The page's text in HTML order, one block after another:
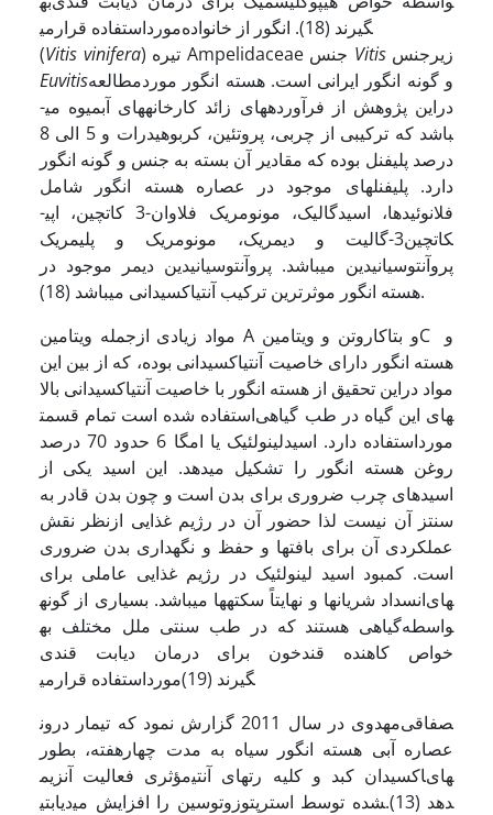
مورداستفاده قرارمی‎گیرند (18). انگور از خانواده
(Vitis vinifera Vitis زیرجنس
Euvitisو گونه انگور ایرانی است. هسته انگور موردمطالعه
دراین پژوهش از فرآورده­های زائد کارخانه­های آبمیوه می­
باشد که ترکیبی از چربی، پروتئین، کربوهیدرات و 5 الی 8
درصد پلی­فنل بوده که مقادیر آن بسته به جنس و گونه انگور
دارد. پلی­فنل­های موجود در عصاره هسته انگور شامل
فلانوئیدها، اسیدگالیک، مونومریک فلاوان-3 کاتچین، اپی­
کاتچین3-گالیت و دیمریک، مونومریک و پلیمریک
پروآنتوسیانیدین می­باشد. پروآنتوسیانیدین دیمر موجود در
هسته انگور موثرترین ترکیب آنتی­اکسیدانی می­باشد (18).
مواد زیادی ازجمله ویتامین A و بتاکاروتن و ویتامینC و
هسته انگور دارای خاصیت آنتی­اکسیدانی بوده، که از بین این
مواد دراین تحقیق از هسته انگور با خاصیت آنتی­اکسیدانی بالا
استفاده شده است تمام قسمت‎های این گیاه در طب گیاهی
مورداستفاده دارد. اسیدلینولئیک یا امگا 6 حدود 70 درصد
روغن هسته انگور را تشکیل می­دهد. این اسید یکی از
اسیدهای چرب ضروری برای بدن است و چون بدن قادر به
سنتز آن نیست لذا حضور آن در رژیم غذایی ازنظر نقش
عملکردی آن برای بافت­ها و حفظ و نگهداری بدن ضروری
است. کمبود اسید لینولئیک در رژیم غذایی عاملی برای
انسداد شریان­ها و نهایتاً سکته­ها می­باشد. بسیاری از گونه‎های
گیاهی هستند که در طب سنتی ملل مختلف به‎واسطه
خواص کاهنده قندخون برای درمان دیابت قندی
مورداستفاده قرارمی‎گیرند (19)
مهدوی در سال 2011 گزارش نمود که تیمار درون‎صفاقی
عصاره آبی هسته انگور سیاه به مدت چهارهفته، بطور
مؤثری فعالیت آنزیم‎های آنتی‎اکسیدان کبد و کلیه رت‎های
دیابتی‎شده توسط استرپتوزوتوسین را افزایش می‎دهد (13).